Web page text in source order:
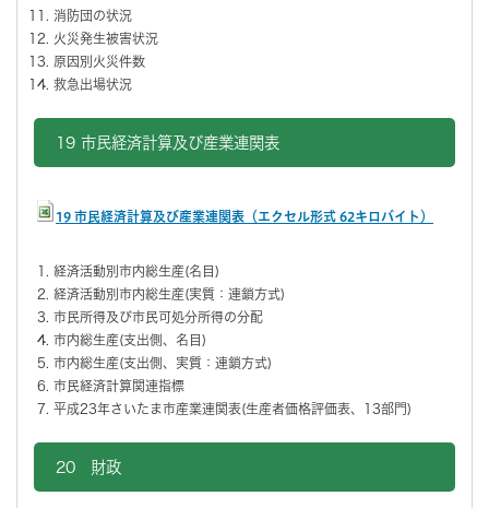
消防団の状況
火災発生被害状況
原因別火災件数
救急出場状況
19 市民経済計算及び産業連関表
19 市民経済計算及び産業連関表（エクセル形式 62キロバイト）
経済活動別市内総生産(名目)
経済活動別市内総生産(実質：連鎖方式)
市民所得及び市民可処分所得の分配
市内総生産(支出側、名目)
市内総生産(支出側、実質：連鎖方式)
市民経済計算関連指標
平成23年さいたま市産業連関表(生産者価格評価表、13部門)
20 財政